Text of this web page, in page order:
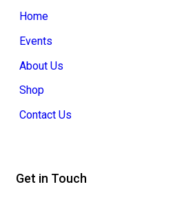
Home
Events
About Us
Shop
Contact Us
Get in Touch